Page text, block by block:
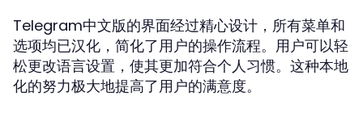
Telegram中文版的界面经过精心设计，所有菜单和
选项均已汉化，简化了用户的操作流程。用户可以轻
松更改语言设置，使其更加符合个人习惯。这种本地
化的努力极大地提高了用户的满意度。